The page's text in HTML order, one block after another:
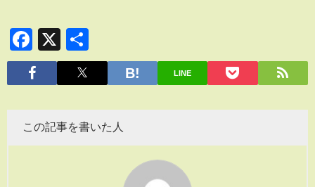
Facebook
X
有
LINE
この記事を書いた人